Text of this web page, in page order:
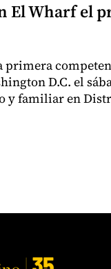
El Wharf el
primera
D.C. el
y familiar en